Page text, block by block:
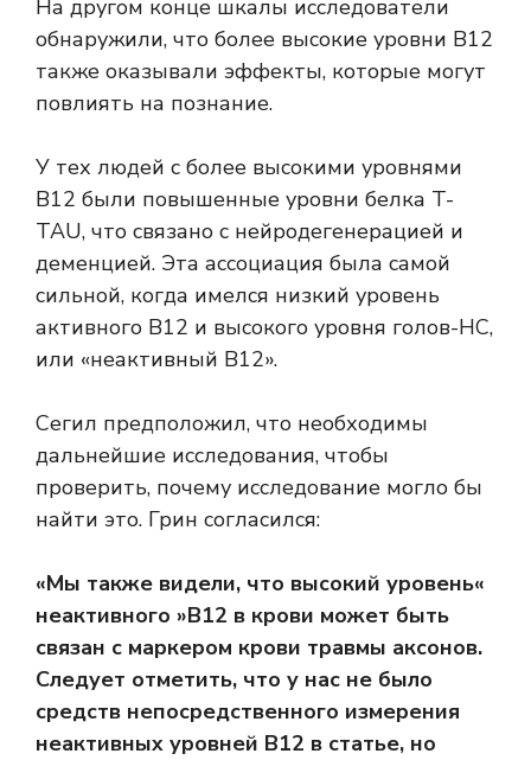
На другом конце шкалы исследователи
обнаружили, что более высокие уровни B12
также оказывали эффекты, которые могут
повлиять на познание.
У тех людей с более высокими уровнями
B12 были повышенные уровни белка T-
TAU, что связано с нейродегенерацией и
деменцией. Эта ассоциация была самой
сильной, когда имелся низкий уровень
активного B12 и высокого уровня голов-HC,
или «неактивный B12».
Сегил предположил, что необходимы
дальнейшие исследования, чтобы
проверить, почему исследование могло бы
найти это. Грин согласился:
«Мы также видели, что высокий уровень«
неактивного »B12 в крови может быть
связан с маркером крови травмы аксонов.
Следует отметить, что у нас не было
средств непосредственного измерения
неактивных уровней B12 в статье, но